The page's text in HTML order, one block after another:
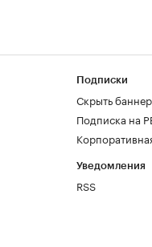
Подписки
Скрыть
Подписка на
Уведомления
RSS